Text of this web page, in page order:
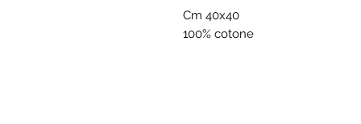
Cm 40x40
100% cotone